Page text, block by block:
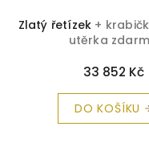
Zlatý řetízek +
utěrka
33 852 Kč
DO KOŠÍKU